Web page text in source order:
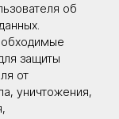
об
защиты
от
уничтожения,